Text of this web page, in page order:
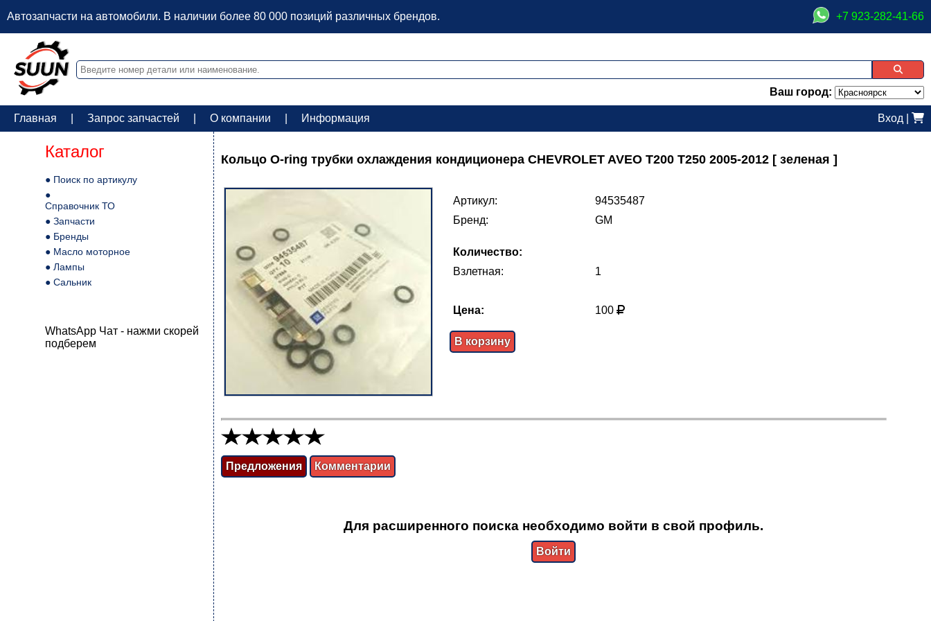
Автозапчасти на автомобили. В наличии более 80 000 позиций различных брендов. +7 923-282-41-66
Ваш город:
Вход
Главная Запрос запчастей О компании Информация
Каталог
● Поиск по артикулу
●
Справочник ТО
● Запчасти
● Бренды
● Масло моторное
● Лампы
● Сальник
WhatsApp Чат - нажми скорей
подберем
Кольцо O-ring трубки охлаждения кондиционера CHEVROLET AVEO T200 T250 2005-2012 [ зеленая ]
Артикул:
94535487
Бренд:
GM
Количество:
Взлетная:
1
Цена: 100
В корзину
Предложения Комментарии
Для расширенного поиска необходимо войти в свой профиль.
Войти